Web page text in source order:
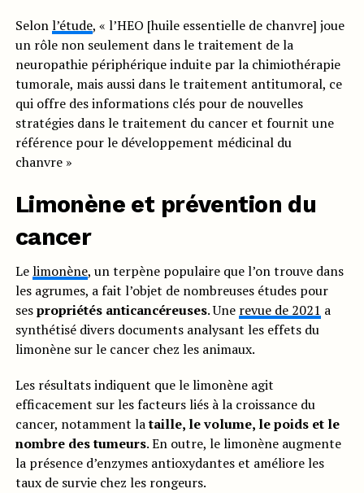
Selonl’étude, « l’HEO [huile essentielle de chanvre] joue
un rôle non seulement dans le traitement de la
neuropathie périphérique induite par la chimiothérapie
tumorale, mais aussi dans le traitement antitumoral, ce
qui offre des informations clés pour de nouvelles
stratégies dans le traitement du cancer et fournit une
référence pour le développement médicinal du
chanvre »
Limonène et prévention du
cancer
Lelimonène, un terpène populaire que l’on trouve dans
les agrumes, a fait l’objet de nombreuses études pour
sespropriétés anticancéreuses. Une revue de 2021 a
synthétisé divers documents analysant les effets du
limonène sur le cancer chez les animaux.
Les résultats indiquent que le limonène agit
efficacement sur les facteurs liés à la croissance du
cancer, notamment lataille, le volume, le poids et le
nombre des tumeurs. En outre, le limonène augmente
la présence d’enzymes antioxydantes et améliore les
taux de survie chez les rongeurs.